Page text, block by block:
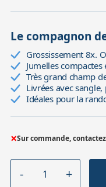
Le compagnon
Grossissement 8x.
Jumelles
Très grand champ
Livrées avec
Idéales pour la
×Sur commande,